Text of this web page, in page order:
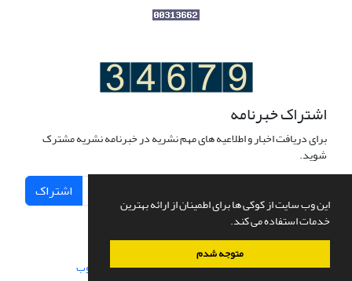
این وب سایت از کوکی ها برای اطمینان از ارائه بهترین
خدمات استفاده می کند.
متوجه شدم
اشتراک خبرنامه
برای دریافت اخبار و اطلاعیه های مهم نشریه در خبرنامه نشریه مشترک
شوید.
اشتراک
سامانه مدیریت نشریات علمی.طراحی و پیاده سازی از سیناوب